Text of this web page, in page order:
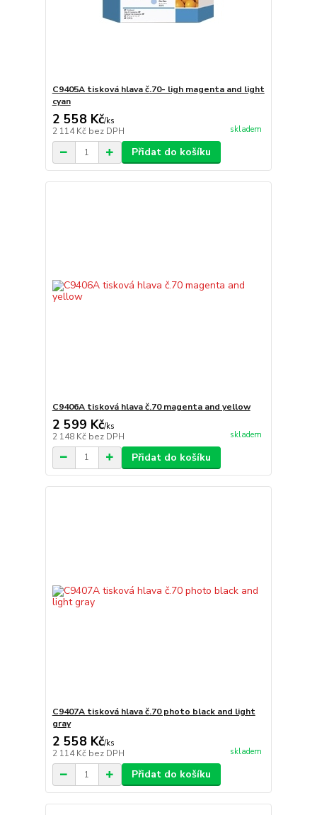
C9405A tisková hlava č.70- ligh magenta and light
cyan
2 558 Kč/ks
2 114 Kč bez DPH skladem
Přidat do košíku
C9406A tisková hlava č.70 magenta and yellow
2 599 Kč/ks
2 148 Kč bez DPH skladem
Přidat do košíku
C9407A tisková hlava č.70 photo black and light
gray
2 558 Kč/ks
2 114 Kč bez DPH skladem
Přidat do košíku